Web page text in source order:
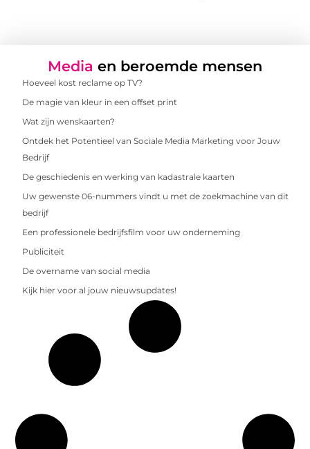
Media en beroemde mensen
Hoeveel kost reclame op TV?
De magie van kleur in een offset print
Wat zijn wenskaarten?
Ontdek het Potentieel van Sociale Media Marketing voor Jouw
Bedrijf
De geschiedenis en werking van kadastrale kaarten
Uw gewenste 06-nummers vindt u met de zoekmachine van dit
bedrijf
Een professionele bedrijfsfilm voor uw onderneming
Publiciteit
De overname van social media
Kijk hier voor al jouw nieuwsupdates!